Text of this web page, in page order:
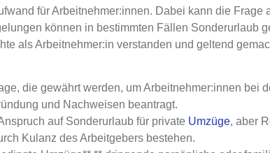
für Arbeitnehmer:innen. Dabei kann die Frage
können in bestimmten Fällen Sonderurlaub
als Arbeitnehmer:in verstanden und geltend
die gewährt werden, um Arbeitnehmer:innen bei
und Nachweisen beantragt.
auf Sonderurlaub für private Umzüge, aber
Kulanz des Arbeitgebers bestehen.